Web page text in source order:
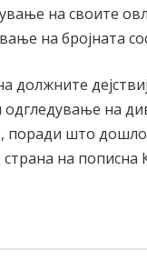
на своите
на бројната
должните
на
поради што
на пописна